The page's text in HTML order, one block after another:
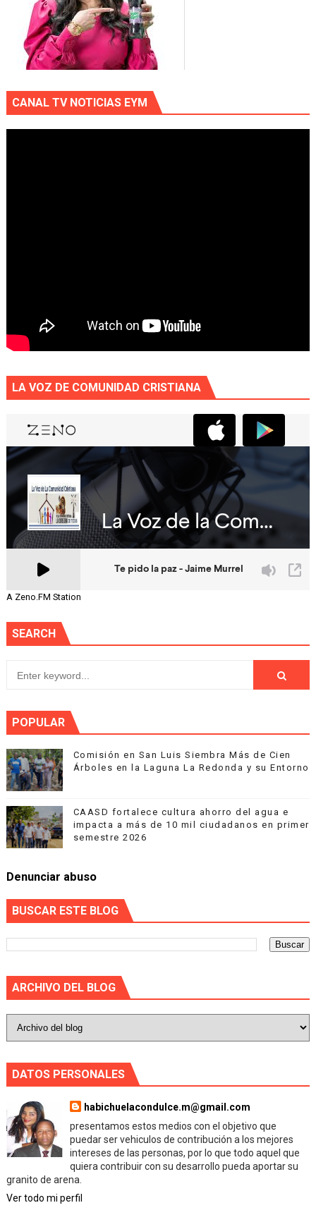
CANAL TV NOTICIAS EYM
LA VOZ DE COMUNIDAD CRISTIANA
A Zeno.FM Station
SEARCH
POPULAR
Comisión en San Luis Siembra Más de Cien
Árboles en la Laguna La Redonda y su Entorno
CAASD fortalece cultura ahorro del agua e
impacta a más de 10 mil ciudadanos en primer
semestre 2026
Denunciar abuso
BUSCAR ESTE BLOG
ARCHIVO DEL BLOG
DATOS PERSONALES
habichuelacondulce.m@gmail.com
presentamos estos medios con el objetivo que
puedar ser vehiculos de contribución a los mejores
intereses de las personas, por lo que todo aquel que
quiera contribuir con su desarrollo pueda aportar su
granito de arena.
Ver todo mi perfil